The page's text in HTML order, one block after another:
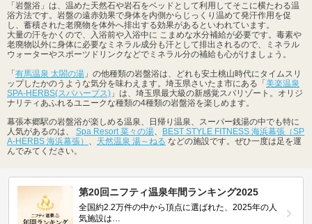
「岩盤浴」は、温めた天然石や岩石をベッドとして利用してそこに横たわる温
浴方法です。岩盤の遠赤効果で身体を内側からじっくり温めて発汗作用を促
し、蓄積された老廃物を体外へ排出する効果があるといわれています。
大量の汗をかくので、入浴前や入浴中に こまめな水分補給が必要です。毒素や
老廃物以外に身体に必要なミネラル成分も汗として排出されるので、ミネラル
ウォーターやスポーツドリンクなどでミネラル分の補給も心がけましょう。
「 有馬温泉 太閤の湯 」の他種類の岩盤浴は、どれも安土桃山時代にタイムスリ
ップしたかのうような気分を味わえます。埼玉県さいたま市にある「 美楽温泉
SPA-HERBS(スパハーブス) 」は、埼玉県最大級の新感覚スパリゾート。オリジ
ナリティあふれるユニークな種類の4種類の岩盤浴を楽しめます。
幕張本郷駅の岩盤浴が楽しめる温泉、日帰り温泉、スーパー銭湯の中でも特に
人気があるのは、 Spa Resort 菜々の湯、
BEST STYLE FITNESS 海浜幕張（SP
A-HERBS 海浜幕張） 、 天然温泉 湯～ねる などの施設です。ぜひ一度は足を運
んでみてください。
第20回ニフティ温泉年間ランキング2025
全国約2.2万件の中から頂点に選ばれた、2025年の人
気施設は…